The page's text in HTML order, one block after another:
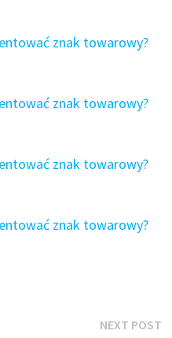
znak towarowy?
znak towarowy?
znak towarowy?
znak towarowy?
NEXT POST